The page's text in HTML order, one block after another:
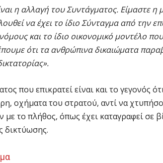
η αλλαγή του Συντάγματος. Είμαστε η
να έχει το ίδιο Σύνταγμα από την
και το ίδιο οικονομικό μοντέλο
ότι τα ανθρώπινα δικαιώματα
που επικρατεί είναι και το γεγονός
οχήματα του στρατού, αντί να
με το πλήθος, όπως έχει καταγραφεί σε
δικτύωσης.